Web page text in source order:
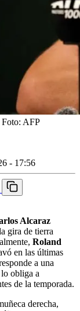
AFP
- 17:56
Alcaraz
gira de tierra
Roland
en las últimas
a una
obliga a
de la temporada.
derecha,